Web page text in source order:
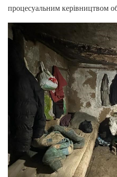
процесуальним керівництвом